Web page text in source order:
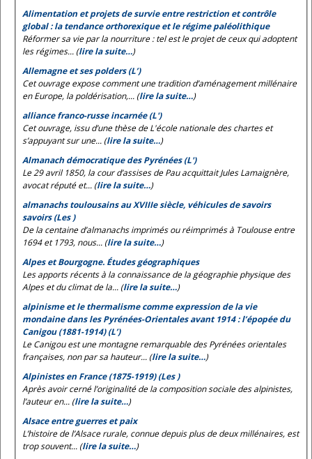
Alimentation et projets de survie entre restriction et contrôle
global : la tendance orthorexique et le régime paléolithique
Réformer sa vie par la nourriture : tel est le projet de ceux qui adoptent
les régimes... (lire la suite…)
Allemagne et ses polders (L’)
Cet ouvrage expose comment une tradition d’aménagement millénaire
en Europe, la poldérisation,... (lire la suite…)
alliance franco-russe incarnée (L')
Cet ouvrage, issu d’une thèse de L'école nationale des chartes et
s’appuyant sur une... (lire la suite…)
Almanach démocratique des Pyrénées (L')
Le 29 avril 1850, la cour d’assises de Pau acquittait Jules Lamaignère,
avocat réputé et... (lire la suite…)
almanachs toulousains au XVIIIe siècle, véhicules de savoirs
savoirs (Les )
De la centaine d’almanachs imprimés ou réimprimés à Toulouse entre
1694 et 1793, nous... (lire la suite…)
Alpes et Bourgogne. Études géographiques
Les apports récents à la connaissance de la géographie physique des
Alpes et du climat de la... (lire la suite…)
alpinisme et le thermalisme comme expression de la vie
mondaine dans les Pyrénées-Orientales avant 1914 : l’épopée du
Canigou (1881-1914) (L’)
Le Canigou est une montagne remarquable des Pyrénées orientales
françaises, non par sa hauteur... (lire la suite…)
Alpinistes en France (1875-1919) (Les )
Après avoir cerné l’originalité de la composition sociale des alpinistes,
l’auteur en... (lire la suite…)
Alsace entre guerres et paix
L’histoire de l’Alsace rurale, connue depuis plus de deux millénaires, est
trop souvent... (lire la suite…)